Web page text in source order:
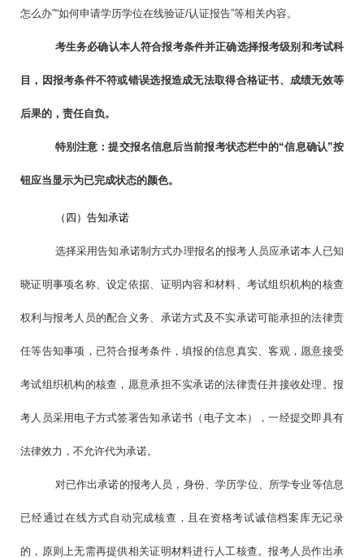
怎么办”“如何申请学历学位在线验证/认证报告”等相关内容。
考生务必确认本人符合报考条件并正确选择报考级别和考试科
目，因报考条件不符或错误选报造成无法取得合格证书、成绩无效等
后果的，责任自负。
特别注意：提交报名信息后当前报考状态栏中的“信息确认”按
钮应当显示为已完成状态的颜色。
（四）告知承诺
选择采用告知承诺制方式办理报名的报考人员应承诺本人已知
晓证明事项名称、设定依据、证明内容和材料、考试组织机构的核查
权利与报考人员的配合义务、承诺方式及不实承诺可能承担的法律责
任等告知事项，已符合报考条件，填报的信息真实、客观，愿意接受
考试组织机构的核查，愿意承担不实承诺的法律责任并接收处理。报
考人员采用电子方式签署告知承诺书（电子文本），一经提交即具有
法律效力，不允许代为承诺。
对已作出承诺的报考人员，身份、学历学位、所学专业等信息
已经通过在线方式自动完成核查，且在资格考试诚信档案库无记录
的，原则上无需再提供相关证明材料进行人工核查。报考人员作出承